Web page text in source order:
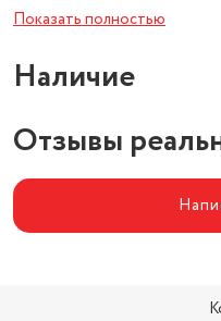
Вид
Свечение
Чаша
Показать полностью
Наличие
Отзывы